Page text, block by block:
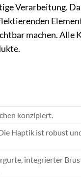
Verarbeitung.
machen. Alle
konzipiert.
Haptik ist robust
integrierter